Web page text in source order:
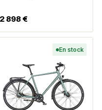
2 898 €
En stock